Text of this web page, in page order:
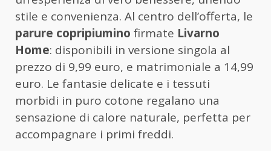
stile e convenienza. Al centro dell’offerta, le
parure copripiumino firmate Livarno
Home: disponibili in versione singola al
prezzo di 9,99 euro, e matrimoniale a 14,99
euro. Le fantasie delicate e i tessuti
morbidi in puro cotone regalano una
sensazione di calore naturale, perfetta per
accompagnare i primi freddi.